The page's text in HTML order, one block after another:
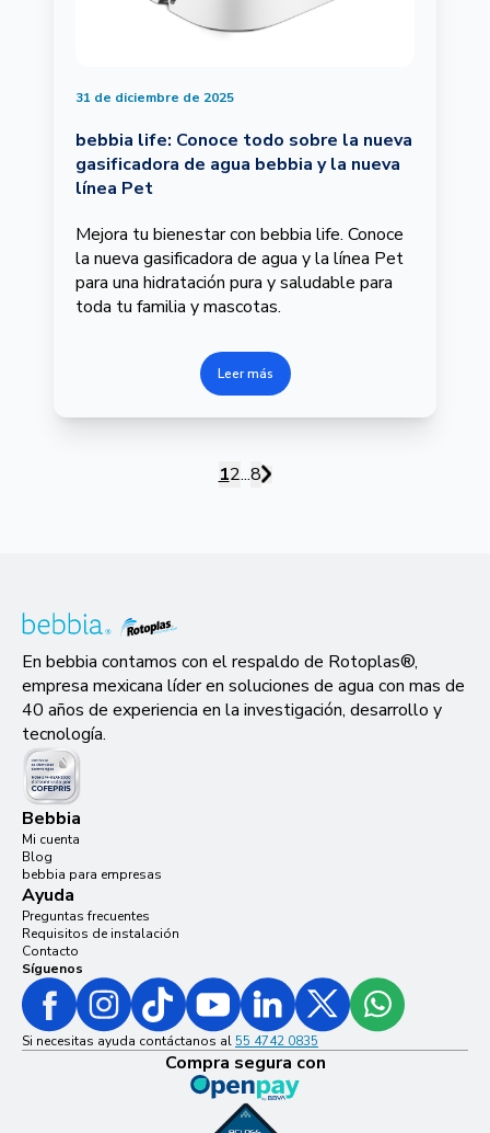
31 de diciembre de 2025
bebbia life: Conoce todo sobre la nueva
gasificadora de agua bebbia y la nueva
línea Pet
Mejora tu bienestar con bebbia life. Conoce
la nueva gasificadora de agua y la línea Pet
para una hidratación pura y saludable para
toda tu familia y mascotas.
Leer más
12...8
En bebbia contamos con el respaldo de Rotoplas®,
empresa mexicana líder en soluciones de agua con mas de
40 años de experiencia en la investigación, desarrollo y
tecnología.
Bebbia
Mi cuenta
Blog
bebbia para empresas
Ayuda
Preguntas frecuentes
Requisitos de instalación
Contacto
Síguenos
Si necesitas ayuda contáctanos al 55 4742 0835
Compra segura con